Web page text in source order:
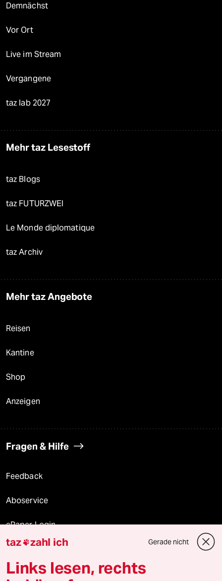
Demnächst
Vor Ort
Live im Stream
Vergangene
taz lab 2027
Mehr taz Lesestoff
taz Blogs
taz FUTURZWEI
Le Monde diplomatique
taz Archiv
Mehr taz Angebote
Reisen
Kantine
Shop
Anzeigen
Fragen & Hilfe
Feedback
Aboservice
ePaper Login
Downloads für Abonnierende
taz zahl ich Gerade nicht
Links lesen, rechts